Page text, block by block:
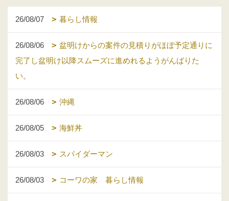
26/08/07 暮らし情報
26/08/06
盆明けからの案件の見積りがほぼ予定通りに
完了し盆明け以降スムーズに進めれるようがんばりた
い。
26/08/06 沖縄
26/08/05 海鮮丼
26/08/03 スパイダーマン
26/08/03 コーワの家 暮らし情報